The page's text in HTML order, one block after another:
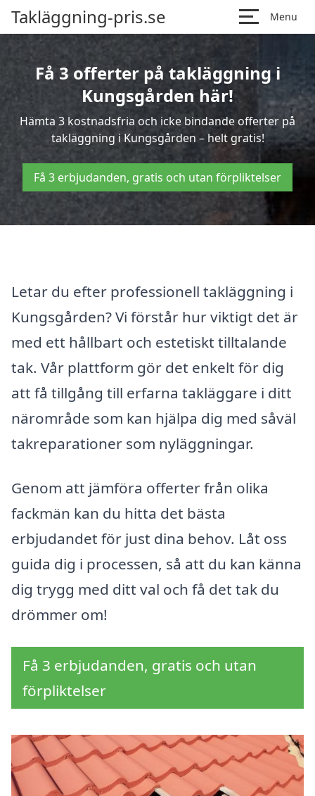
Takläggning-pris.se Menu
Få 3 offerter på takläggning i
Kungsgården här!
Hämta 3 kostnadsfria och icke bindande offerter på
takläggning i Kungsgården – helt gratis!
Få 3 erbjudanden, gratis och utan förpliktelser
Letar du efter professionell takläggning i
Kungsgården? Vi förstår hur viktigt det är
med ett hållbart och estetiskt tilltalande
tak. Vår plattform gör det enkelt för dig
att få tillgång till erfarna takläggare i ditt
närområde som kan hjälpa dig med såväl
takreparationer som nyläggningar.
Genom att jämföra offerter från olika
fackmän kan du hitta det bästa
erbjudandet för just dina behov. Låt oss
guida dig i processen, så att du kan känna
dig trygg med ditt val och få det tak du
drömmer om!
Få 3 erbjudanden, gratis och utan
förpliktelser